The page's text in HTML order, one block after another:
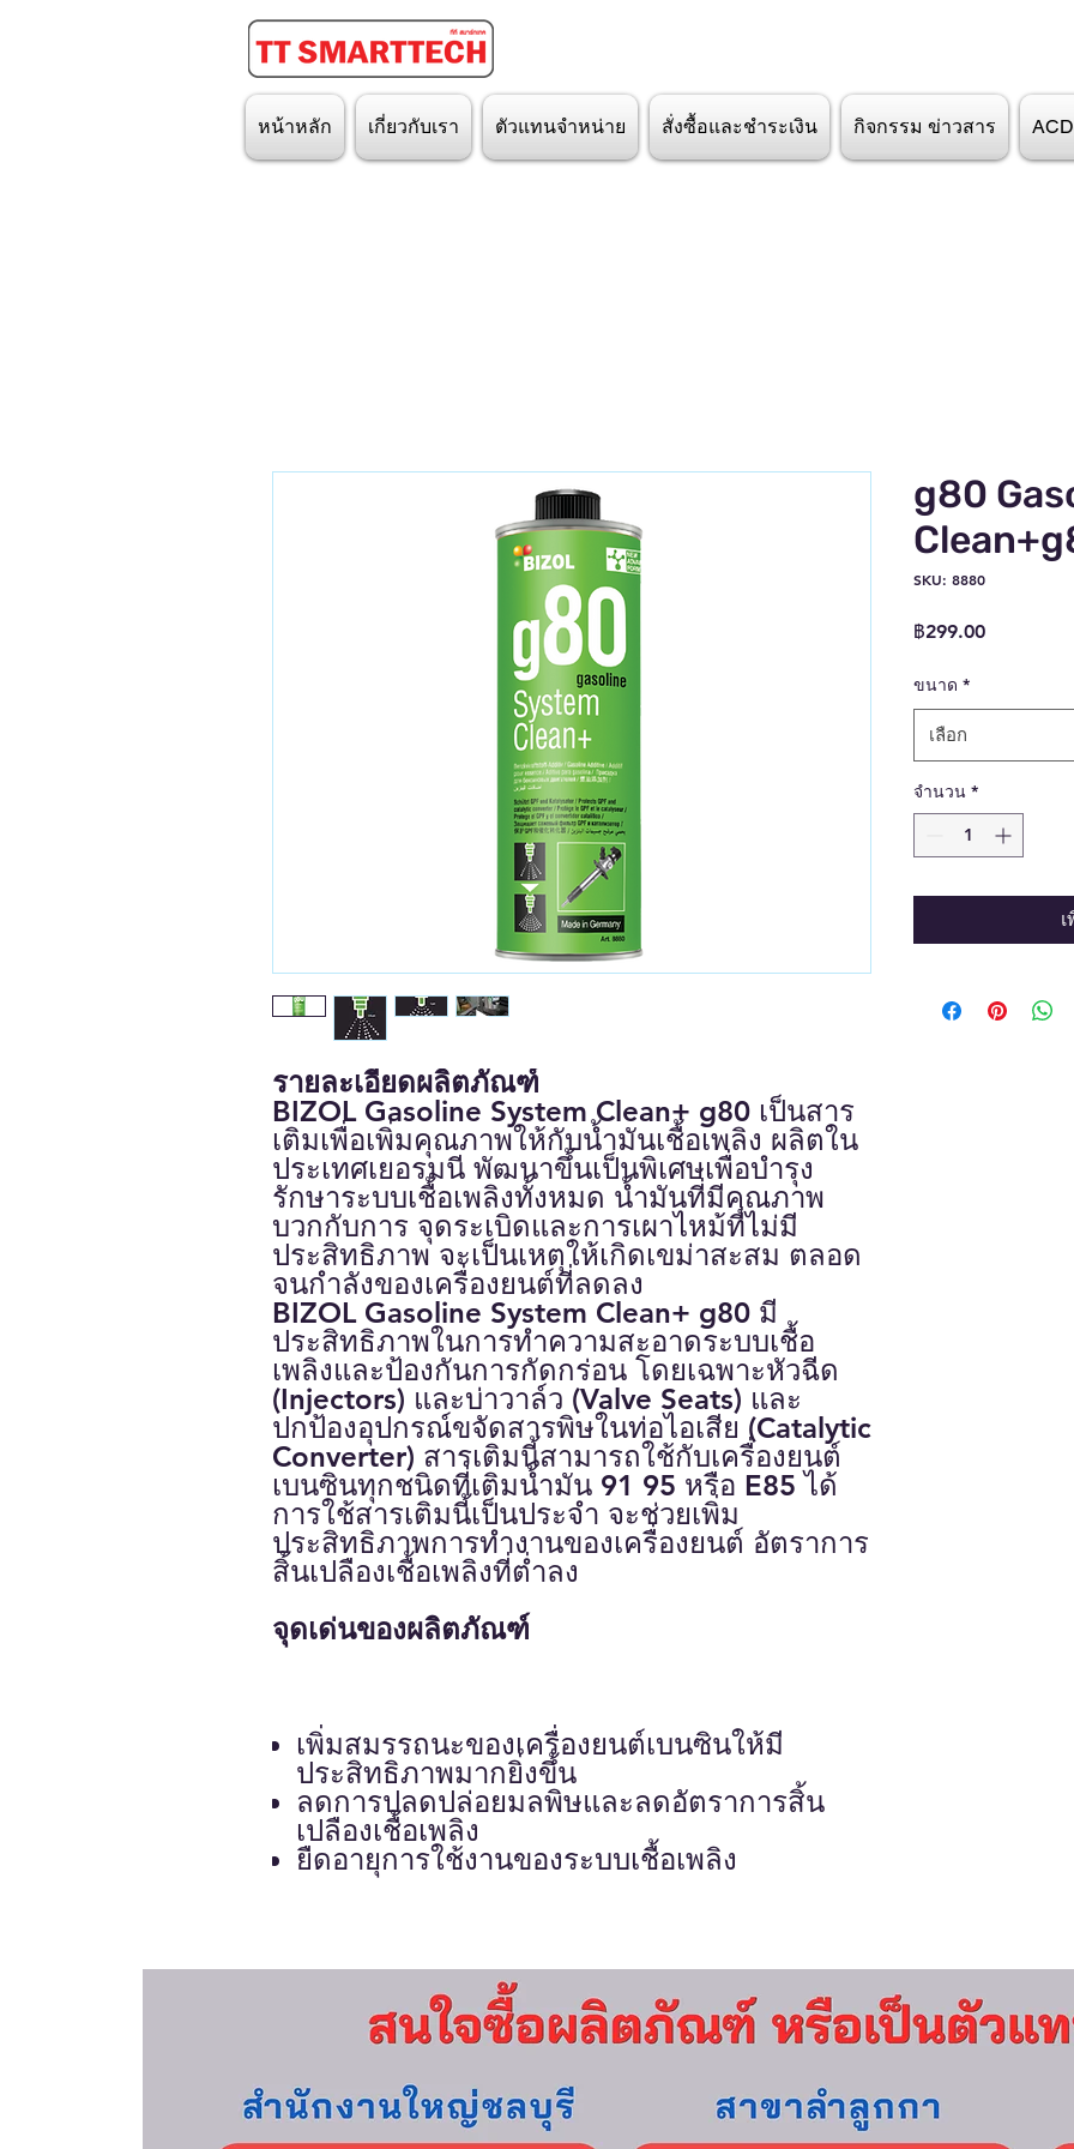
หน้าหลัก เกี่ยวกับเรา ตัวแทนจำหน่าย สั่งซื้อและชำระเงิน กิจกรรม ข่าวสาร
รายละเอียดผลิตภัณฑ์
BIZOL Gasoline System Clean+ g80 เป็นสาร
เติมเพื่อเพิ่มคุณภาพให้กับน้ำมันเชื้อเพลิง ผลิตใน
ประเทศเยอรมนี พัฒนาขึ้นเป็นพิเศษเพื่อบำรุง
รักษาระบบเชื้อเพลิงทั้งหมด น้ำมันที่มีคุณภาพ
บวกกับการ จุดระเบิดและการเผาไหม้ที่ไม่มี
ประสิทธิภาพ จะเป็นเหตุให้เกิดเขม่าสะสม ตลอด
จนกำลังของเครื่องยนต์ที่ลดลง
BIZOL Gasoline System Clean+ g80 มี
ประสิทธิภาพในการทำความสะอาดระบบเชื้อ
เพลิงและป้องกันการกัดกร่อน โดยเฉพาะหัวฉีด
(Injectors) และบ่าวาล์ว (Valve Seats) และ
ปกป้องอุปกรณ์ขจัดสารพิษในท่อไอเสีย (Catalytic
Converter) สารเติมนี้สามารถใช้กับเครื่องยนต์
เบนซินทุกชนิดที่เติมน้ำมัน 91 95 หรือ E85 ได้
การใช้สารเติมนี้เป็นประจำ จะช่วยเพิ่ม
ประสิทธิภาพการทำงานของเครื่องยนต์ อัตราการ
สิ้นเปลืองเชื้อเพลิงที่ต่ำลง
จุดเด่นของผลิตภัณฑ์
เพิ่มสมรรถนะของเครื่องยนต์เบนซินให้มี
ประสิทธิภาพมากยิ่งขึ้น
ลดการปลดปล่อยมลพิษและลดอัตราการสิ้น
เปลืองเชื้อเพลิง
ยืดอายุการใช้งานของระบบเชื้อเพลิง
g80
SKU: 8880
฿299.00ราคา
ขนาด *
เลือก
จำนวน *